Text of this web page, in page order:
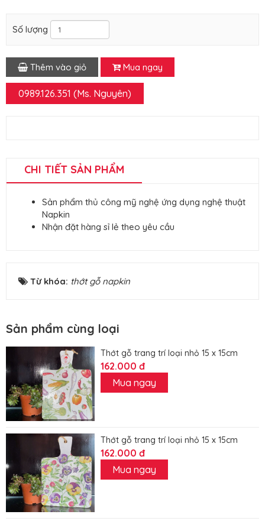
Số lượng
Thêm vào giỏ Mua ngay
0989.126.351 (Ms. Nguyên)
CHI TIẾT SẢN PHẨM
Sản phẩm thủ công mỹ nghệ ứng dụng nghệ thuật
Napkin
Nhận đặt hàng sỉ lẻ theo yêu cầu
Từ khóa: thớt gỗ napkin
Sản phẩm cùng loại
Thớt gỗ trang trí loại nhỏ 15 x 15cm
162.000 đ
Mua ngay
Thớt gỗ trang trí loại nhỏ 15 x 15cm
162.000 đ
Mua ngay